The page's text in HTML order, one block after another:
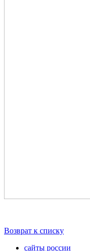
Возврат к списку
сайты россии